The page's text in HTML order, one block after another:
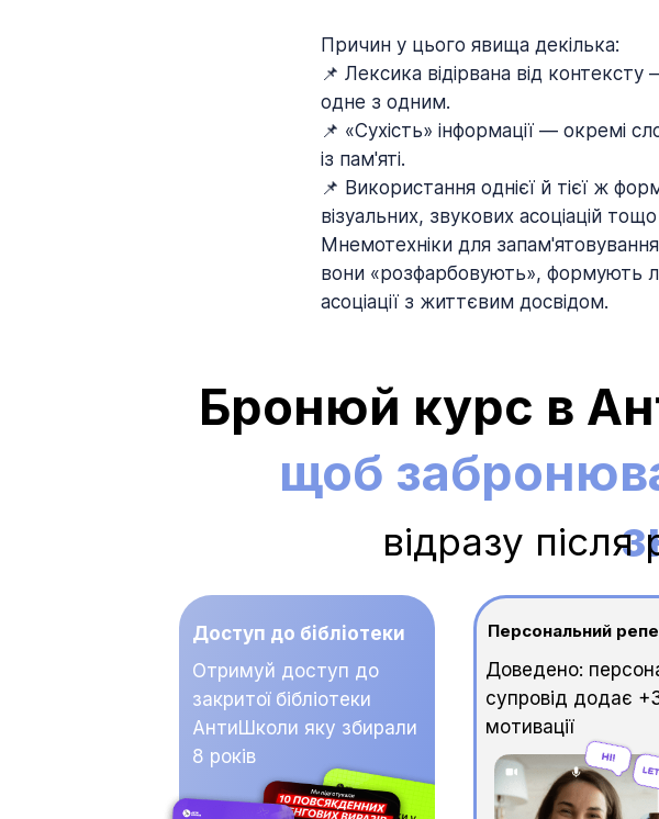
Причин у цього явища декілька:
📌 Лексика відірвана від
одне з одним.
📌 «Сухість» інформації — окремі
із пам'яті.
📌 Використання однієї й тієї ж
візуальних, звукових асоціацій
Мнемотехніки для
вони «розфарбовують», формують
асоціації з життєвим досвідом.
Бронюй курс в
щоб
Доступ до бібліотеки
Отримуй доступ до
закритої бібліотеки
АнтиШколи яку збирали
8 років
Персональний
Доведено:
супровід додає
мотивації
відразу